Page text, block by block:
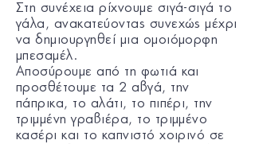
Στη συνέχεια ρίχνουμε σιγά-σιγά το
γάλα, ανακατεύοντας συνεχώς μέχρι
να δημιουργηθεί μια ομοιόμορφη
μπεσαμέλ.
Αποσύρουμε από τη φωτιά και
προσθέτουμε τα 2 αβγά, την
πάπρικα, το αλάτι, το πιπέρι, την
τριμμένη γραβιέρα, το τριμμένο
κασέρι και το καπνιστό χοιρινό σε